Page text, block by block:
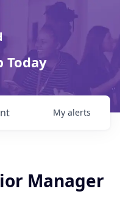
Today
My alerts
Manager